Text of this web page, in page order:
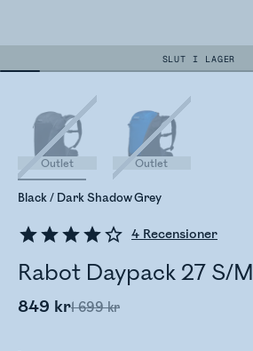
SLUT I LAGER
4 Recensioner
Rabot Daypack 27 S/M
849 kr1 699 kr
Black / Dark Shadow Grey
Outlet Outlet